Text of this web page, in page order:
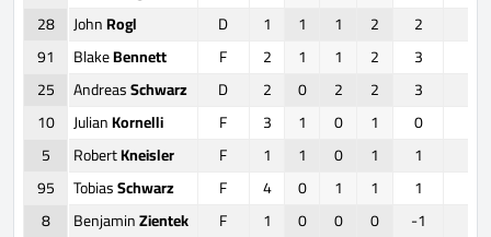
28
JohnRogl D 1 1 1 2 2
91
BlakeBennett F 2 1 1 2 3
25
AndreasSchwarz D 2 0 2 2 3
10
JulianKornelli F 3 1 0 1 0
5
RobertKneisler F 1 1 0 1 1
95
TobiasSchwarz F 4 0 1 1 1
8
BenjaminZientek F 1 0 0 0 -1